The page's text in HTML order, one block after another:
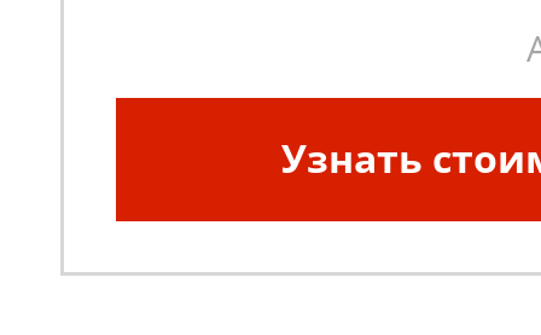
Узнать